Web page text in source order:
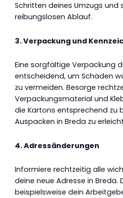
Schritten deines Umzugs und
reibungslosen Ablauf.
3. Verpackung und
Eine sorgfältige Verpackung
entscheidend, um Schäden
zu vermeiden. Besorge
Verpackungsmaterial und
die Kartons entsprechend zu
Auspacken in Breda zu
4. Adressänderungen
Informiere rechtzeitig alle
deine neue Adresse in Breda.
beispielsweise dein